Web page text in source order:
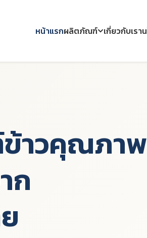
หน้าแรกผลิตภัณฑ์ เกี่ยวกับเรา
าวคุณภาพ
ก